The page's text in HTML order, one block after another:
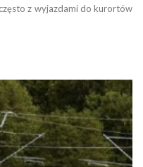
z wyjazdami do kurortów